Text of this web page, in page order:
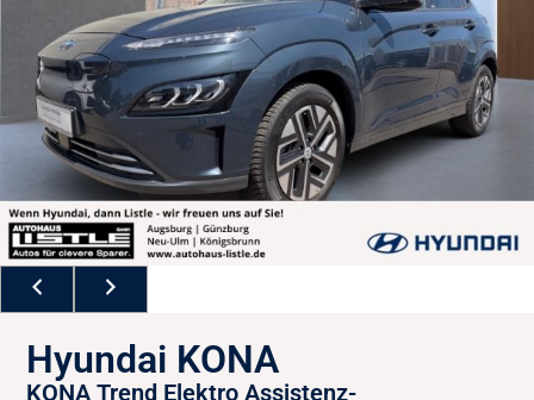
Hyundai KONA
KONA Trend Elektro Assistenz-